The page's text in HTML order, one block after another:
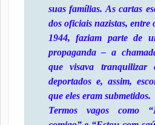
suas famílias. As cartas
dos oficiais nazistas, entre
1944, faziam parte de
propaganda – a
que visava tranquilizar
deportados e, assim,
que eles eram submetidos.
Termos vagos como